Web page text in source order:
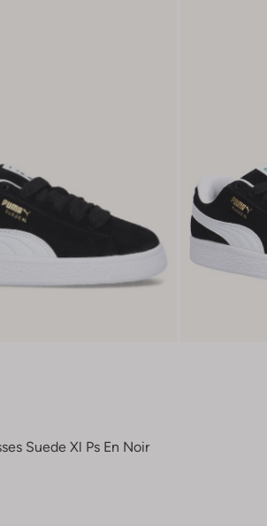
Suede Xl Ps En Noir